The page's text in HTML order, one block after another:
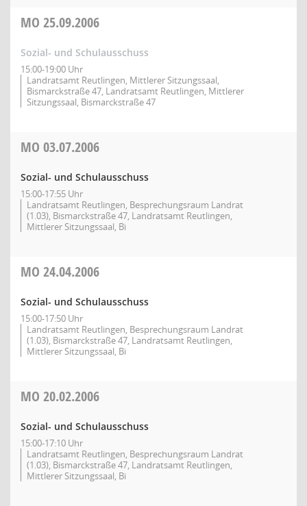
MO 25.09.2006
Sozial- und Schulausschuss
15:00-19:00 Uhr
Landratsamt Reutlingen, Mittlerer Sitzungssaal,
Bismarckstraße 47, Landratsamt Reutlingen, Mittlerer
Sitzungssaal, Bismarckstraße 47
MO 03.07.2006
Sozial- und Schulausschuss
15:00-17:55 Uhr
Landratsamt Reutlingen, Besprechungsraum Landrat
(1.03), Bismarckstraße 47, Landratsamt Reutlingen,
Mittlerer Sitzungssaal, Bi
MO 24.04.2006
Sozial- und Schulausschuss
15:00-17:50 Uhr
Landratsamt Reutlingen, Besprechungsraum Landrat
(1.03), Bismarckstraße 47, Landratsamt Reutlingen,
Mittlerer Sitzungssaal, Bi
MO 20.02.2006
Sozial- und Schulausschuss
15:00-17:10 Uhr
Landratsamt Reutlingen, Besprechungsraum Landrat
(1.03), Bismarckstraße 47, Landratsamt Reutlingen,
Mittlerer Sitzungssaal, Bi